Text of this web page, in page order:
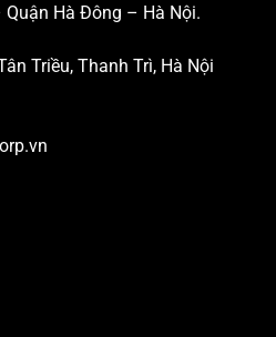
Hà Đông – Hà Nội.
Triều, Thanh Trì, Hà Nội